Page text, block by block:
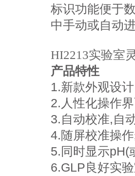
标识功能便于
中手动或自动
HI2213实验室
产品特性
1.新款外观设
2.人性化操作
3.自动校准,自
4.随屏校准操
5.同时显示pH(
6.GLP良好实